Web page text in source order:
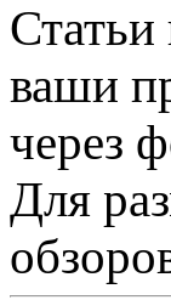
ваши
через
Для